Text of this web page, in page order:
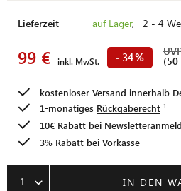
Lieferzeit auf Lager, 2 - 4
99 € inkl. MwSt. - 34% (50
kostenloser Versand innerhalb
1-monatiges Rückgaberecht
10€ Rabatt bei
3% Rabatt bei Vorkasse
1 IN DEN